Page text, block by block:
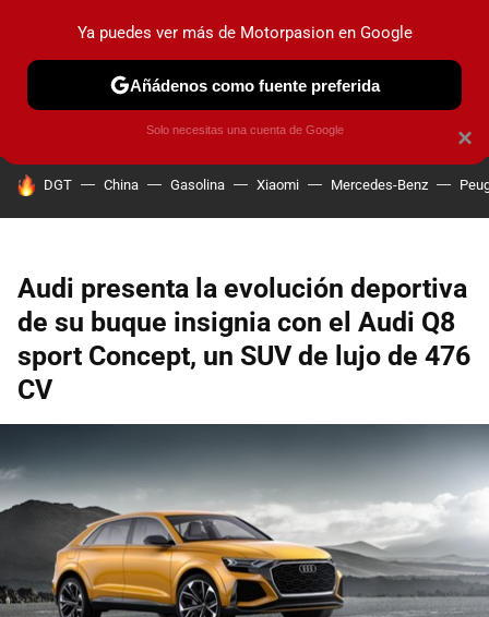
PRUEBAS COCHES ELÉCTRICOS OBSERVATORIO
HOY SE HABLA DE
DGT China Gasolina Xiaomi Mercedes-Benz
Audi presenta la evolución deportiva
de su buque insignia con el Audi Q8
sport Concept, un SUV de lujo de 476
CV
×
Ya puedes ver más de Motorpasion en Google
Añádenos como fuente preferida
Solo necesitas una cuenta de Google